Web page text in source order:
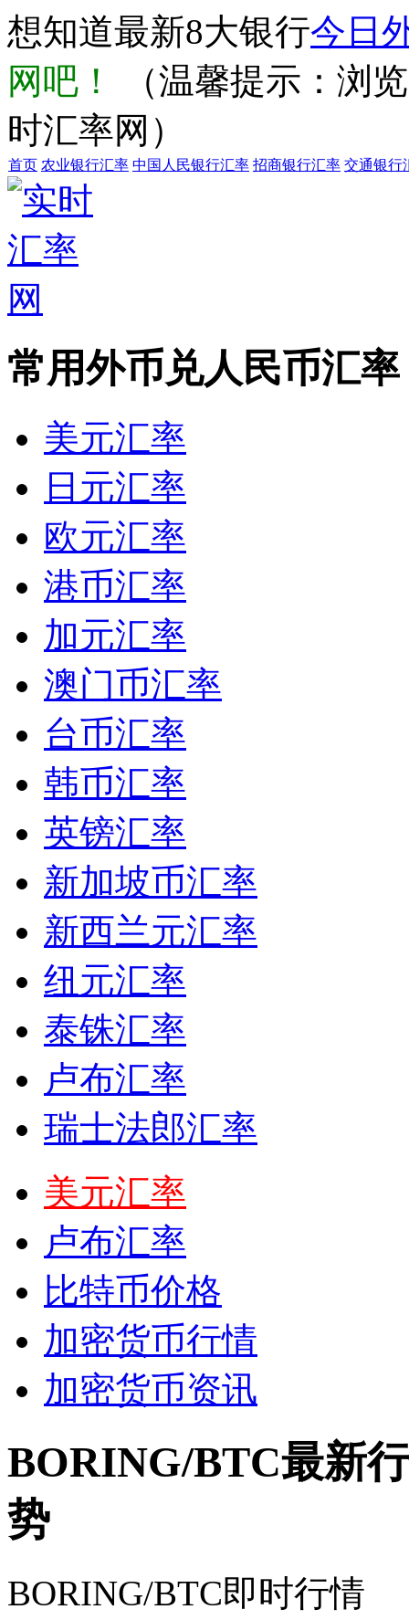
想知道最新8大银行今日
网吧！
（温馨提示：浏
时汇率网）
首页 农业银行汇率 中国人民银行汇率 招商银行汇率 交通银行
常用外币兑人民币汇率
美元汇率
日元汇率
欧元汇率
港币汇率
加元汇率
澳门币汇率
台币汇率
韩币汇率
英镑汇率
新加坡币汇率
新西兰元汇率
纽元汇率
泰铢汇率
卢布汇率
瑞士法郎汇率
美元汇率
卢布汇率
比特币价格
加密货币行情
加密货币资讯
BORING/BTC最新
势
BORING/BTC即时行情